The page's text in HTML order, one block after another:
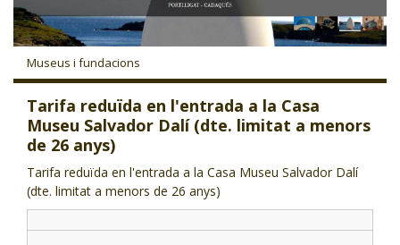
CJ LOCAL
T'INTERESSA #SOMJOVES
Museus i fundacions
Tarifa reduïda en l'entrada a la Casa
Museu Salvador Dalí (dte. limitat a menors
de 26 anys)
Tarifa reduïda en l'entrada a la Casa Museu Salvador Dalí
(dte. limitat a menors de 26 anys)